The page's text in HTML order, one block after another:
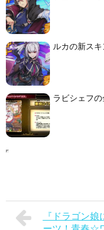
ルカの新ス
ラビシェフ
『ドラゴン